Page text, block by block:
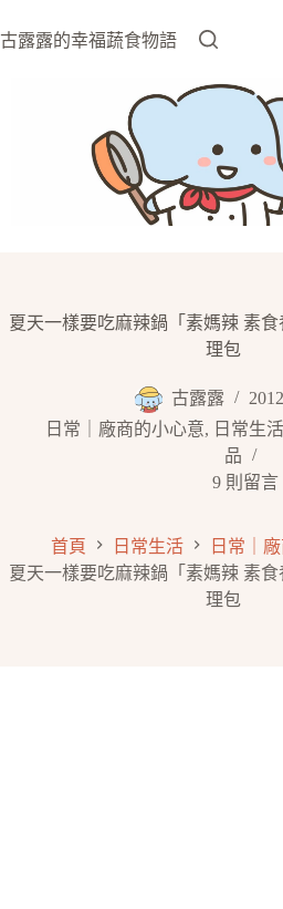
至
古露露的幸福蔬食物語
夏天一樣要吃麻辣鍋「素媽辣 素
理包
古露露
日常｜廠商的小心意, 日常生活
品
9 則留言
首頁 日常生活
日常｜
夏天一樣要吃麻辣鍋「素媽辣 素
理包